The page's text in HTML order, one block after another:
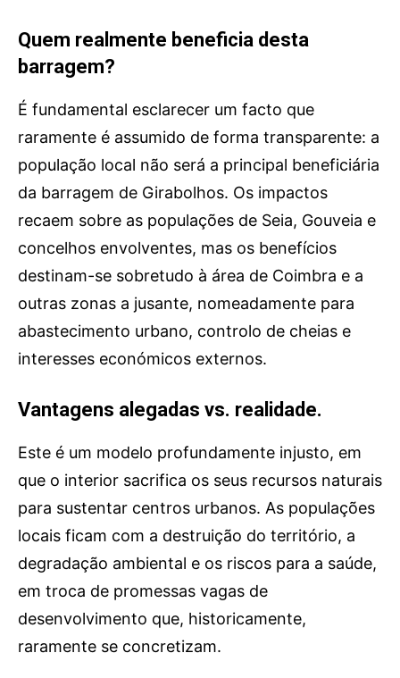
Quem realmente beneficia desta
barragem?
É fundamental esclarecer um facto que
raramente é assumido de forma transparente: a
população local não será a principal beneficiária
da barragem de Girabolhos. Os impactos
recaem sobre as populações de Seia, Gouveia e
concelhos envolventes, mas os benefícios
destinam-se sobretudo à área de Coimbra e a
outras zonas a jusante, nomeadamente para
abastecimento urbano, controlo de cheias e
interesses económicos externos.
Vantagens alegadas vs. realidade.
Este é um modelo profundamente injusto, em
que o interior sacrifica os seus recursos naturais
para sustentar centros urbanos. As populações
locais ficam com a destruição do território, a
degradação ambiental e os riscos para a saúde,
em troca de promessas vagas de
desenvolvimento que, historicamente,
raramente se concretizam.